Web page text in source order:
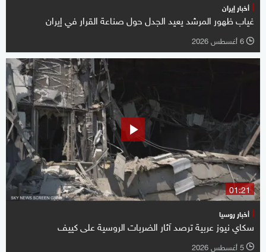
أخبار إيران
غياب ظهور المرشد يعيد الجدل حول صناعة القرار في إيران
l 6 أغسطس 2026
01:21
أخبار روسيا
سكاي نيوز عربية ترصد آثار الضربات الروسية على كييف
l 5 أغسطس 2026